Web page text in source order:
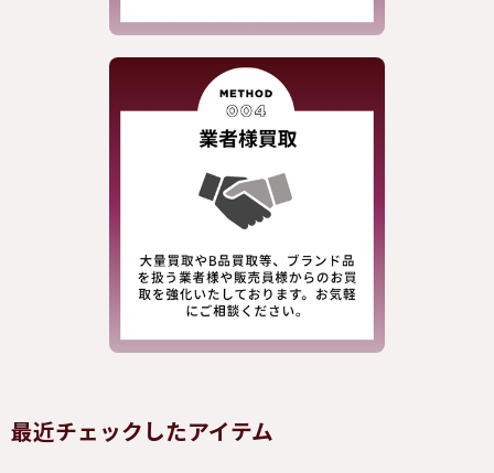
最近チェックしたアイテム